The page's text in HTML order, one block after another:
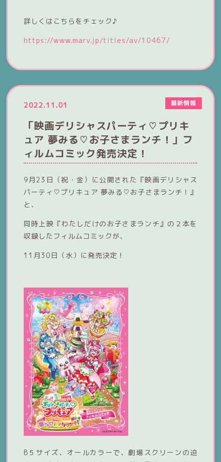
詳しくはこちらをチェック♪
https://www.marv.jp/titles/av/10467/
2022.11.01 最新情報
「映画デリシャスパーティ♡プリキ
ュア 夢みる♡お子さまランチ！」フ
ィルムコミック発売決定！
9月23日（祝・金）に公開された『映画デリシャス
パーティ♡プリキュア 夢みる♡お子さまランチ！』
と、
同時上映『わたしだけのお子さまランチ』の２本を
収録したフィルムコミックが、
11月30日（水）に発売決定！
B５サイズ、オールカラーで、劇場スクリーンの迫